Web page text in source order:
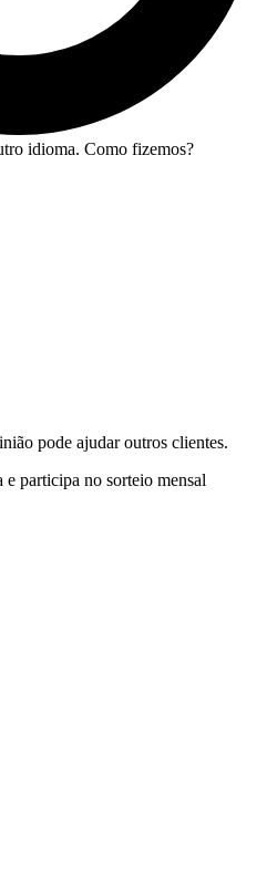
idioma. Como fizemos?
pode ajudar outros clientes.
e participa no sorteio mensal